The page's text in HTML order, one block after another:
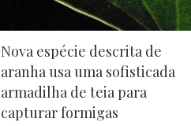
Nova espécie descrita de
aranha usa uma sofisticada
armadilha de teia para
capturar formigas